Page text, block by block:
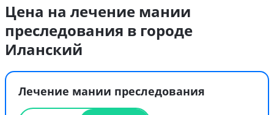
Цена на лечение мании
преследования в городе
Иланский
Лечение мании преследования